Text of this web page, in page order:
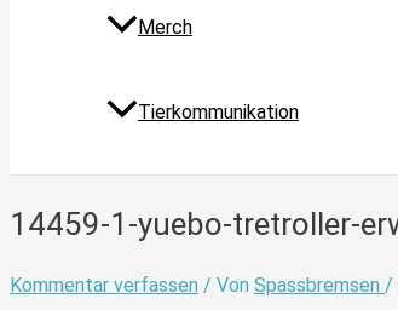
Merch
Tierkommunikation
14459-1-yuebo-tretroller-
Kommentar verfassen / Von Spassbremsen /